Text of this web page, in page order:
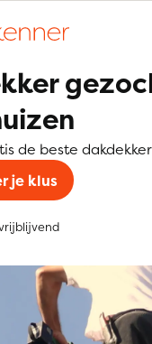
de beste
je klus